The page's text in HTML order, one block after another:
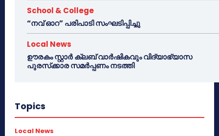
School & College
“നവ് ഓറ” പരിപാടി സംഘടിപ്പിച്ചു
Local News
ഊരകം സ്റ്റാർ ക്ലബ് വാർഷികവും വിദ്യാഭ്യാസ
പുരസ്‌ക്കാര സമർപ്പണം നടത്തി
Topics
Local News